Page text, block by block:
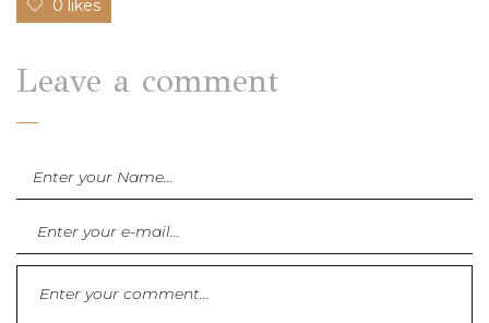
0 likes
Leave a comment